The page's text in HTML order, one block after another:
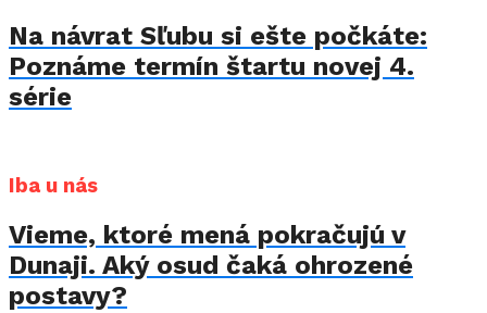
Na návrat Sľubu si ešte počkáte:
Poznáme termín štartu novej 4.
série
Iba u nás
Vieme, ktoré mená pokračujú v
Dunaji. Aký osud čaká ohrozené
postavy?